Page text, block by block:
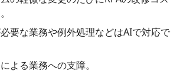
要な業務や例外処理などはAIで対応で
よる業務への支障。